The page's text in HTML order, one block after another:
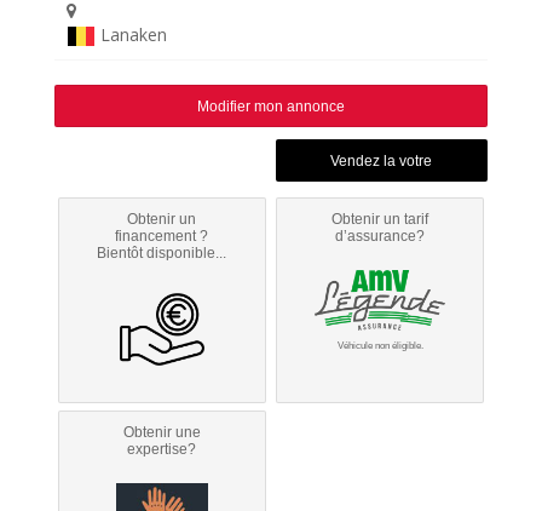
Lanaken
Modifier mon annonce
Obtenir un
financement ?
Bientôt disponible...
Obtenir un tarif
d’assurance?
Véhicule non éligible.
Obtenir une
expertise?